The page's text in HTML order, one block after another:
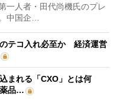
一人者・田代尚機氏のプレ
中国企…
テコ入れ必至か 経済運営
まれる「CXO」とは何
品…